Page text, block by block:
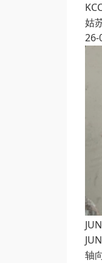
姑
26-
轴